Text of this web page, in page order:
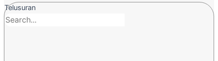
Telusuran